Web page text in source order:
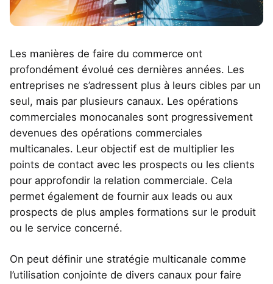
Les manières de faire du commerce ont
profondément évolué ces dernières années. Les
entreprises ne s’adressent plus à leurs cibles par un
seul, mais par plusieurs canaux. Les opérations
commerciales monocanales sont progressivement
devenues des opérations commerciales
multicanales. Leur objectif est de multiplier les
points de contact avec les prospects ou les clients
pour approfondir la relation commerciale. Cela
permet également de fournir aux leads ou aux
prospects de plus amples formations sur le produit
ou le service concerné.
On peut définir une stratégie multicanale comme
l’utilisation conjointe de divers canaux pour faire